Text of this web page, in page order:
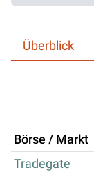
Überblick
Börse / Markt
Tradegate